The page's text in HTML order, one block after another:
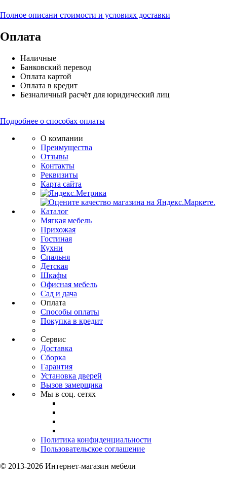
Полное описани стоимости и условиях доставки
Оплата
Наличные
Банковский перевод
Оплата картой
Оплата в кредит
Безналичный расчёт для юридический лиц
Подробнее о способах оплаты
О компании
Преимущества
Отзывы
Контакты
Реквизиты
Карта сайта
Каталог
Мягкая мебель
Прихожая
Гостиная
Кухни
Спальня
Детская
Шкафы
Офисная мебель
Сад и дача
Оплата
Способы оплаты
Покупка в кредит
Сервис
Доставка
Сборка
Гарантия
Установка дверей
Вызов замерщика
Мы в соц. сетях
Политика конфиденциальности
Пользовательское соглашение
© 2013-2026 Интернет-магазин мебели